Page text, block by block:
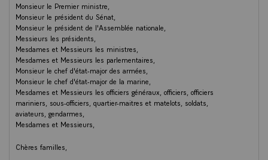
Monsieur le Premier ministre,
Monsieur le président du Sénat,
Monsieur le président de l'Assemblée nationale,
Messieurs les présidents,
Mesdames et Messieurs les ministres,
Mesdames et Messieurs les parlementaires,
Monsieur le chef d'état-major des armées,
Monsieur le chef d'état-major de la marine,
Mesdames et Messieurs les officiers généraux, officiers, officiers
mariniers, sous-officiers, quartier-maitres et matelots, soldats,
aviateurs, gendarmes,
Mesdames et Messieurs,
Chères familles,